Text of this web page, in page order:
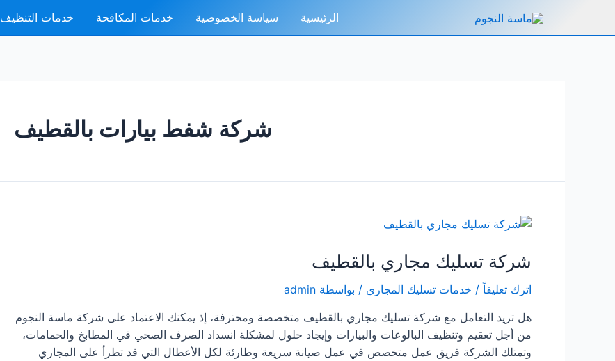
الرئيسية سياسة الخصوصية خدمات المكافحة خدمات التنظيف
شركة شفط بيارات بالقطيف
شركة تسليك مجاري بالقطيف
اترك تعليقاً / خدمات تسليك المجاري / بواسطة admin
هل تريد التعامل مع شركة تسليك مجاري بالقطيف متخصصة ومحترفة، إذ يمكنك الاعتماد على شركة ماسة النجوم
من أجل تعقيم وتنظيف البالوعات والبيارات وإيجاد حلول لمشكلة انسداد الصرف الصحي في المطابخ والحمامات،
وتمتلك الشركة فريق عمل متخصص في عمل صيانة سريعة وطارئة لكل الأعطال التي قد تطرأ على المجاري